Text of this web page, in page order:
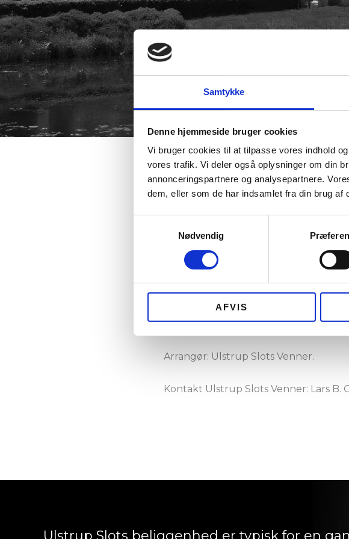
Samtykke
Denne hjemmeside bruger cookies
Vi bruger cookies til at tilpasse vores indhold
vores trafik. Vi deler også oplysninger om din
annonceringspartnere og analysepartnere.
dem, eller som de har indsamlet fra din brug af
Nødvendig
AFVIS
Torsdag den 10. september kl. 19.00
Gratis adgang.
Hold øje her på hjemmesiden for
Arrangør: Ulstrup Slots Venner.
Kontakt Ulstrup Slots Venner: Lars B.